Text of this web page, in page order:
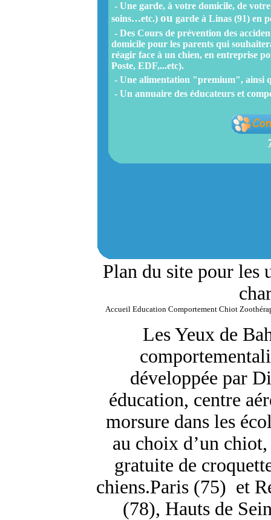
- Une garde, à votre domicile, de
soins…etc.) ou garde à Linas (91) en
- Des Cours de prévention des
domicile pour les parents qui
réagir face à un chien, en entreprise
Poste, EDF,...etc).
- Une alimentation "premium", ainsi
- Un annuaire des éducateurs et
Plan du site pour les
Accueil Education Comportement Chiot
Les Yeux de
développée par
éducation, centre
morsure dans les
au choix d’un
gratuite de
chiens.Paris (75) et
(78), Hauts de